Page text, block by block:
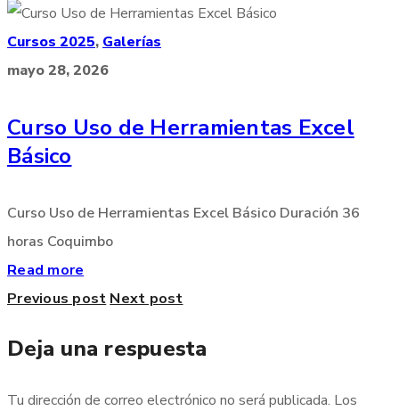
Cursos 2025, Galerías
mayo 28, 2026
Curso Uso de Herramientas Excel
Básico
Curso Uso de Herramientas Excel Básico Duración 36
horas Coquimbo
Read more
Previous post Next post
Deja una respuesta
Tu dirección de correo electrónico no será publicada. Los